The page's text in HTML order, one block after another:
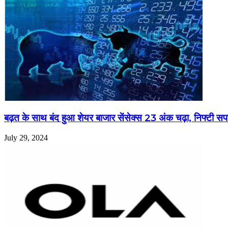
बढ़त के साथ बंद हुआ शेयर बाजार सेंसेक्स 23 अंक चढ़ा, निफ्टी
July 29, 2024